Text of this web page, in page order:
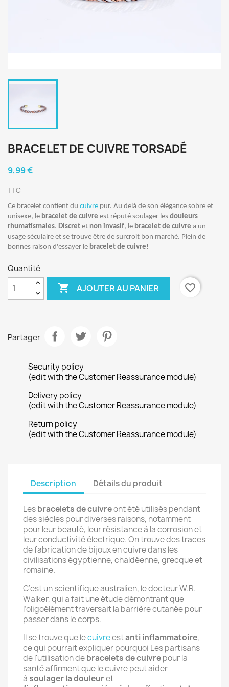
BRACELET DE CUIVRE TORSADÉ
9,99 €
TTC
Ce bracelet contient du cuivre pur. Au delà de son élégance sobre et
unisexe, le bracelet de cuivre est réputé soulager les douleurs
rhumatismales. Discret et non invasif, le bracelet de cuivre a un
usage séculaire et se trouve être de surcroit bon marché. Plein de
bonnes raison d'essayer le bracelet de cuivre!
Quantité
 AJOUTER AU PANIER favorite_border
Partager
Security policy
(edit with the Customer Reassurance module)
Delivery policy
(edit with the Customer Reassurance module)
Return policy
(edit with the Customer Reassurance module)
Description Détails du produit
Lesbracelets de cuivreont été utilisés pendant
des siècles pour diverses raisons, notamment
pour leur beauté, leur résistance à la corrosion et
leur conductivité électrique. On trouve des traces
de fabrication de bijoux en cuivre dans les
civilisations égyptienne, chaldéenne, grecque et
romaine.
C’est un scientifique australien, le docteur W.R.
Walker, qui a fait une étude démontrant que
l’oligoélément traversait la barrière cutanée pour
passer dans le corps.
Il se trouve que lecuivreestanti inflammatoire,
ce qui pourrait expliquer pourquoi Les partisans
de l'utilisation debracelets de cuivrepour la
santé affirment que le cuivre peut aider
àsoulager la douleuret